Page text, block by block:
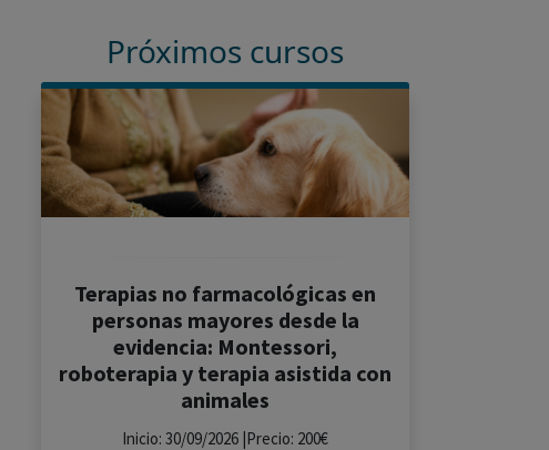
Próximos cursos
Terapias no farmacológicas en
personas mayores desde la
evidencia: Montessori,
roboterapia y terapia asistida con
animales
Inicio: 30/09/2026 |Precio: 200€